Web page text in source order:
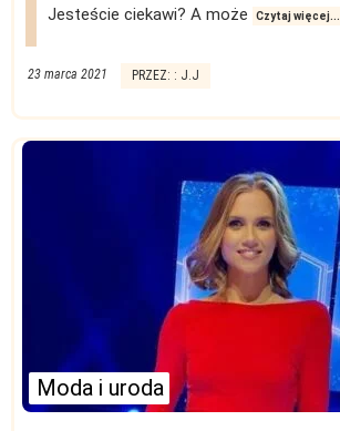
Jesteście ciekawi? A może
Czytaj więcej...
23 marca 2021 PRZEZ: : J.J
Moda i uroda